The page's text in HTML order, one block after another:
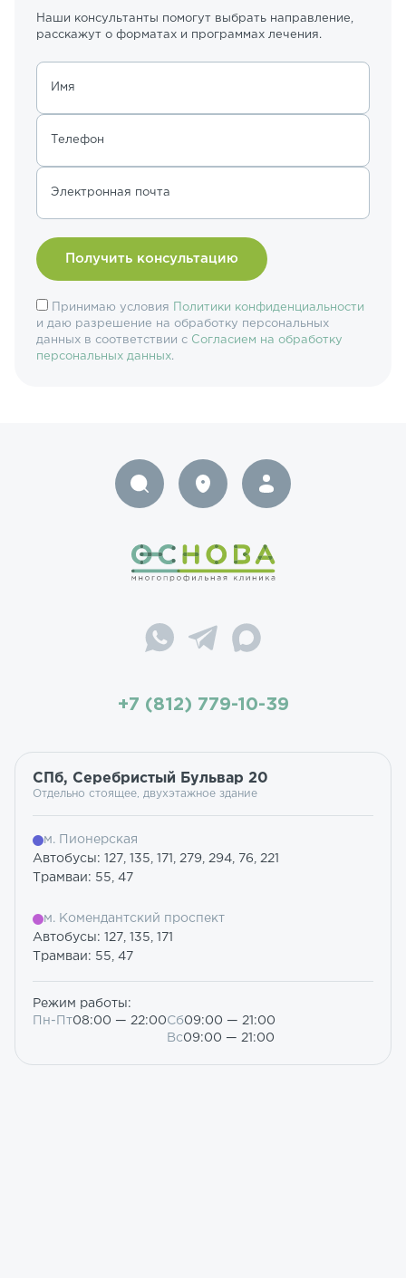
Наши консультанты помогут выбрать направление,
расскажут о форматах и программах лечения.
Имя
Телефон
Электронная почта
Принимаю условия
Политики конфиденциальности
и даю разрешение на обработку персональных
данных в соответствии с Согласием на обработку
персональных данных.
+7 (812) 779-10-39
СПб, Серебристый Бульвар 20
Отдельно стоящее, двухэтажное здание
м. Пионерская
Автобусы: 127, 135, 171, 279, 294, 76, 221
Трамваи: 55, 47
м. Комендантский проспект
Автобусы: 127, 135, 171
Трамваи: 55, 47
Режим работы:
Пн-Пт08:00 — 22:00Сб09:00 — 21:00
Вс09:00 — 21:00